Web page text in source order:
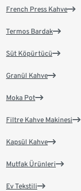
French Press Kahve
Termos Bardak
Süt Köpürtücü
Granül Kahve
Moka Pot
Filtre Kahve Makinesi
Kapsül Kahve
Mutfak Ürünleri
Ev Tekstili